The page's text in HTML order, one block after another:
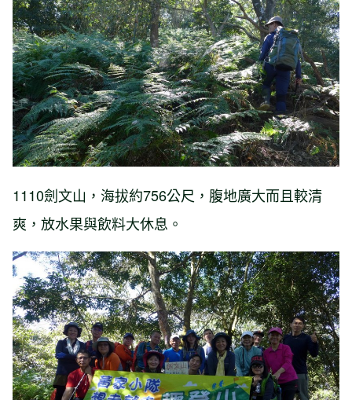
1110劍文山，海拔約756公尺，腹地廣大而且較清
爽，放水果與飲料大休息。